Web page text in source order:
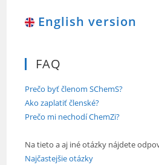
English version
FAQ
Prečo byť členom SChemS?
Ako zaplatiť členské?
Prečo mi nechodí ChemZi?
Na tieto a aj iné otázky nájdete
Najčastejšie otázky